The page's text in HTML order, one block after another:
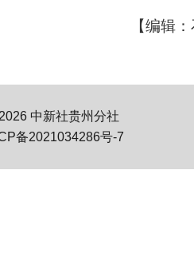
【编辑
中新社贵州分社
备2021034286号-7